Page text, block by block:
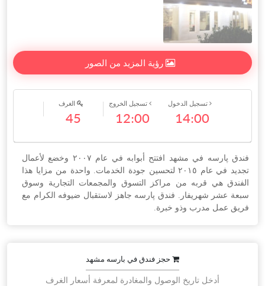
رؤية المزيد من الصور
الغرف
45
تسجيل الخروج
12:00
تسجيل الدخول
14:00
فندق پارسه في مشهد افتتح أبوابه في عام ٢٠٠٧ وخضع لأعمال
تجديد في عام ٢٠١٥ لتحسين جودة الخدمات. واحدة من مزايا هذا
الفندق هي قربه من مراكز التسوق والمجمعات التجارية وسوق
سبعة عشر شهريفار. فندق پارسه جاهز لاستقبال ضيوفه الكرام مع
فريق عمل مدرب وذو خبرة.
حجز فندق في بارسه مشهد
أدخل تاريخ الوصول والمغادرة لمعرفة أسعار الغرف